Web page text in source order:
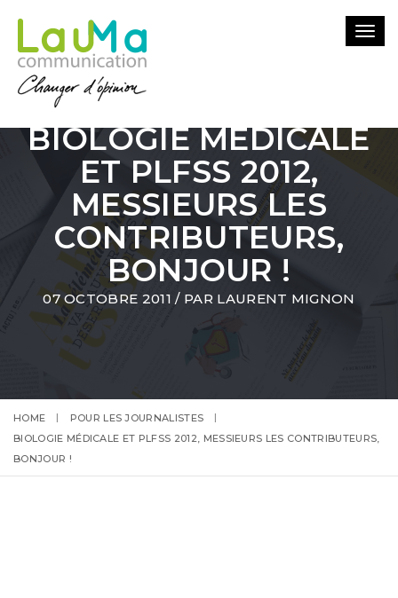
BIOLOGIE MÉDICALE
ET PLFSS 2012,
MESSIEURS LES
CONTRIBUTEURS,
BONJOUR !
07 OCTOBRE 2011 / PAR LAURENT MIGNON
HOME
POUR LES JOURNALISTES
BIOLOGIE MÉDICALE ET PLFSS 2012, MESSIEURS LES CONTRIBUTEURS,
BONJOUR !